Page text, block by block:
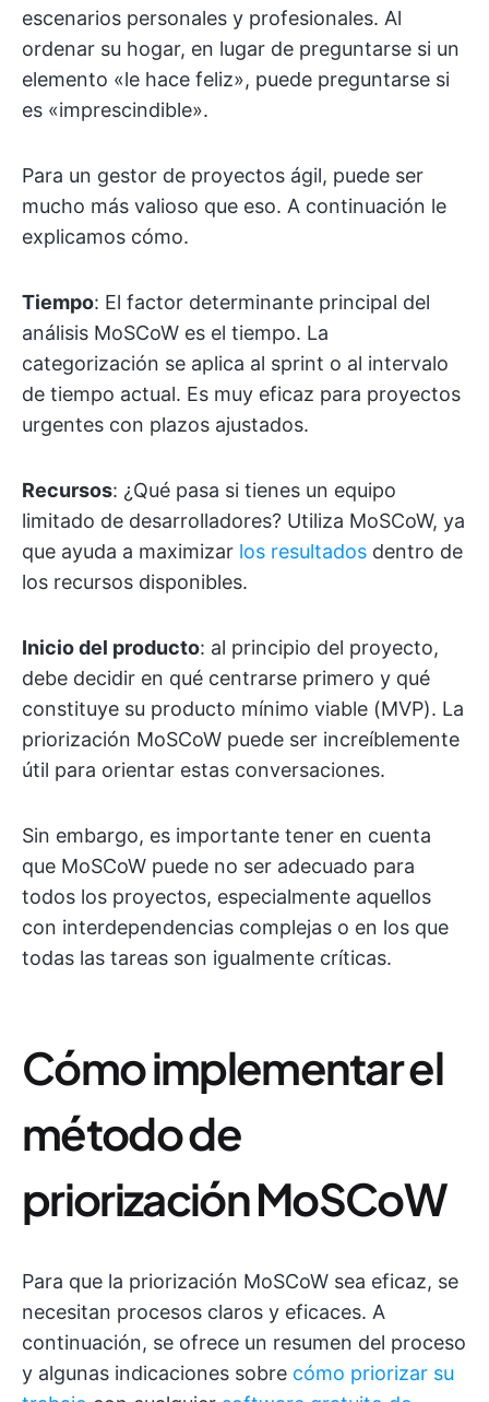
escenarios personales y profesionales. Al
ordenar su hogar, en lugar de preguntarse si un
elemento «le hace feliz», puede preguntarse si
es «imprescindible».
Para un gestor de proyectos ágil, puede ser
mucho más valioso que eso. A continuación le
explicamos cómo.
Tiempo: El factor determinante principal del
análisis MoSCoW es el tiempo. La
categorización se aplica al sprint o al intervalo
de tiempo actual. Es muy eficaz para proyectos
urgentes con plazos ajustados.
Recursos: ¿Qué pasa si tienes un equipo
limitado de desarrolladores? Utiliza MoSCoW, ya
que ayuda a maximizar los resultados dentro de
los recursos disponibles.
Inicio del producto: al principio del proyecto,
debe decidir en qué centrarse primero y qué
constituye su producto mínimo viable (MVP). La
priorización MoSCoW puede ser increíblemente
útil para orientar estas conversaciones.
Sin embargo, es importante tener en cuenta
que MoSCoW puede no ser adecuado para
todos los proyectos, especialmente aquellos
con interdependencias complejas o en los que
todas las tareas son igualmente críticas.
Cómo implementar el
método de
priorización MoSCoW
Para que la priorización MoSCoW sea eficaz, se
necesitan procesos claros y eficaces. A
continuación, se ofrece un resumen del proceso
y algunas indicaciones sobre cómo priorizar su